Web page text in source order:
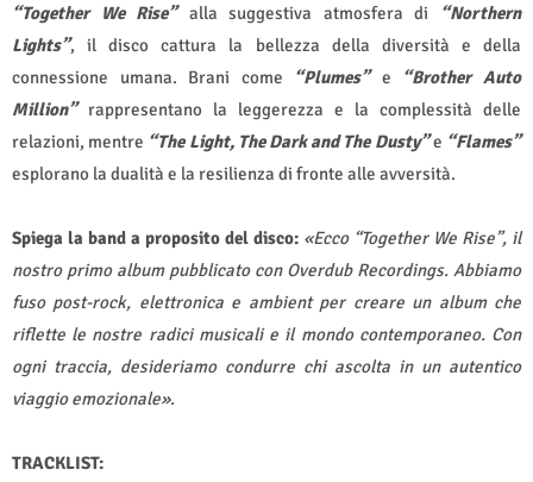
“Together We Rise”alla suggestiva atmosfera di
“Northern
Lights”, il disco cattura la bellezza della diversità e della
connessione umana. Brani come “Plumes”e “Brother Auto
Million”rappresentano la leggerezza e la complessità delle
relazioni, mentre “The Light, The Dark and The Dusty”e “Flames”
esplorano la dualità e la resilienza di fronte alle avversità.
Spiega la band a proposito del disco: «Ecco “Together We Rise”, il
nostro primo album pubblicato con Overdub Recordings. Abbiamo
fuso post-rock, elettronica e ambient per creare un album che
riflette le nostre radici musicali e il mondo contemporaneo. Con
ogni traccia, desideriamo condurre chi ascolta in un autentico
viaggio emozionale».
TRACKLIST: